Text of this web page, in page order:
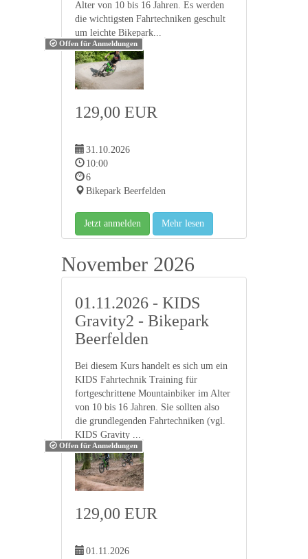
Alter von 10 bis 16 Jahren. Es werden
die wichtigsten Fahrtechniken geschult
um leichte Bikepark...
Offen für Anmeldungen
129,00 EUR
31.10.2026
10:00
6
Bikepark Beerfelden
Jetzt anmelden Mehr lesen
November 2026
01.11.2026 - KIDS
Gravity2 - Bikepark
Beerfelden
Bei diesem Kurs handelt es sich um ein
KIDS Fahrtechnik Training für
fortgeschrittene Mountainbiker im Alter
von 10 bis 16 Jahren. Sie sollten also
die grundlegenden Fahrtechniken (vgl.
KIDS Gravity ...
Offen für Anmeldungen
129,00 EUR
01.11.2026